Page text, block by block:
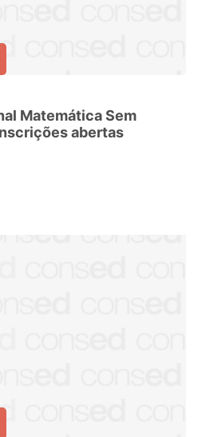
Matemática Sem
abertas